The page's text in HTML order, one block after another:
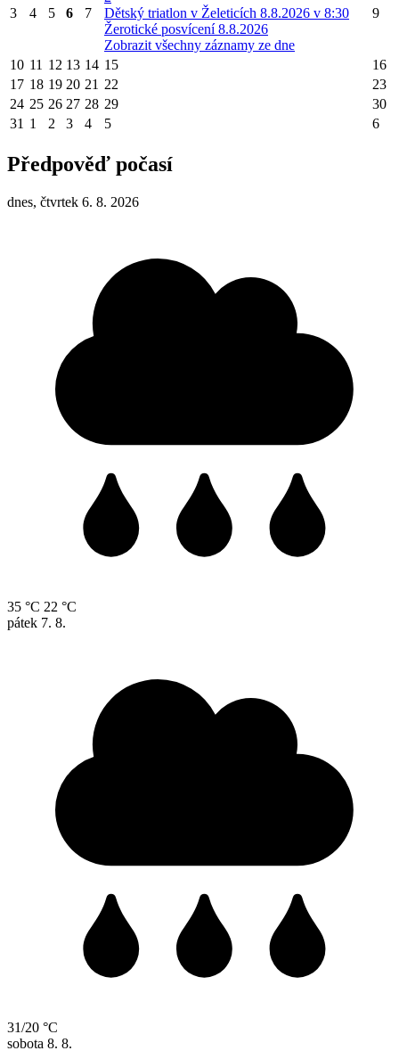
3 4 5 6 7
Dětský triatlon v Želeticích 8.8.2026 v 8:30
Žerotické posvícení 8.8.2026
Zobrazit všechny záznamy ze dne
9
10 11 12 13 14 15
16
17 18 19 20 21 22
23
24 25 26 27 28 29
30
31 1 2 3 4 5 6
Předpověď počasí
dnes, čtvrtek 6. 8. 2026
35 °C 22 °C
pátek 7. 8.
31/20 °C
sobota 8. 8.